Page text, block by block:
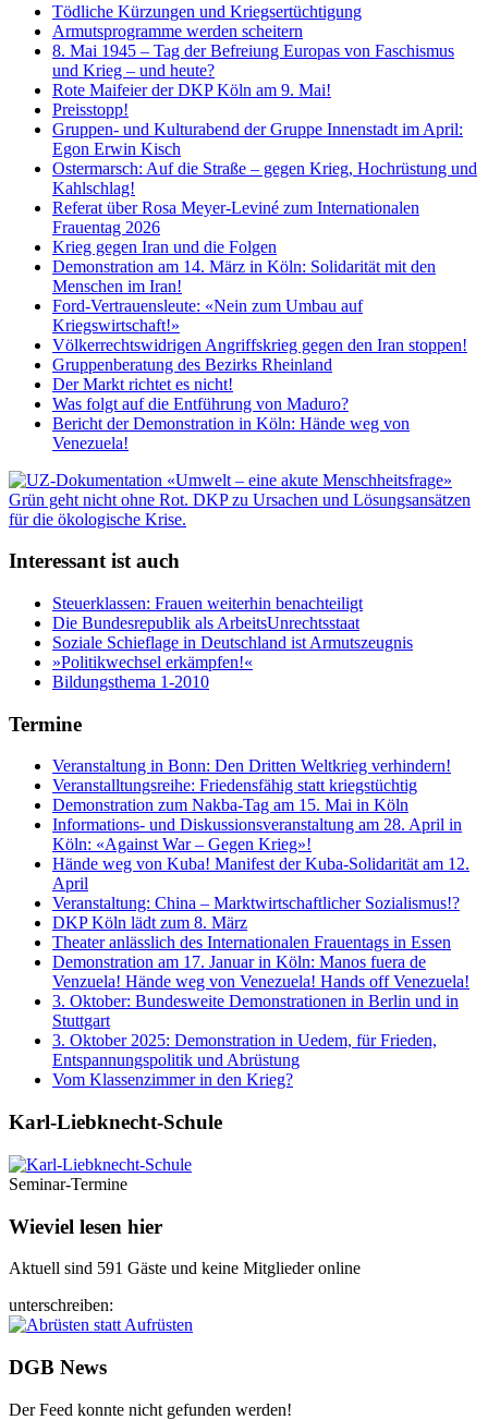
Tödliche Kürzungen und Kriegsertüchtigung
Armutsprogramme werden scheitern
8. Mai 1945 – Tag der Befreiung Europas von Faschismus
und Krieg – und heute?
Rote Maifeier der DKP Köln am 9. Mai!
Preisstopp!
Gruppen- und Kulturabend der Gruppe Innenstadt im April:
Egon Erwin Kisch
Ostermarsch: Auf die Straße – gegen Krieg, Hochrüstung und
Kahlschlag!
Referat über Rosa Meyer-Leviné zum Internationalen
Frauentag 2026
Krieg gegen Iran und die Folgen
Demonstration am 14. März in Köln: Solidarität mit den
Menschen im Iran!
Ford-Vertrauensleute: «Nein zum Umbau auf
Kriegswirtschaft!»
Völkerrechtswidrigen Angriffskrieg gegen den Iran stoppen!
Gruppenberatung des Bezirks Rheinland
Der Markt richtet es nicht!
Was folgt auf die Entführung von Maduro?
Bericht der Demonstration in Köln: Hände weg von
Venezuela!
Interessant ist auch
Steuerklassen: Frauen weiterhin benachteiligt
Die Bundesrepublik als ArbeitsUnrechtsstaat
Soziale Schieflage in Deutschland ist Armutszeugnis
»Politikwechsel erkämpfen!«
Bildungsthema 1-2010
Termine
Veranstaltung in Bonn: Den Dritten Weltkrieg verhindern!
Veranstalltungsreihe: Friedensfähig statt kriegstüchtig
Demonstration zum Nakba-Tag am 15. Mai in Köln
Informations- und Diskussionsveranstaltung am 28. April in
Köln: «Against War – Gegen Krieg»!
Hände weg von Kuba! Manifest der Kuba-Solidarität am 12.
April
Veranstaltung: China – Marktwirtschaftlicher Sozialismus!?
DKP Köln lädt zum 8. März
Theater anlässlich des Internationalen Frauentags in Essen
Demonstration am 17. Januar in Köln: Manos fuera de
Venzuela! Hände weg von Venezuela! Hands off Venezuela!
3. Oktober: Bundesweite Demonstrationen in Berlin und in
Stuttgart
3. Oktober 2025: Demonstration in Uedem, für Frieden,
Entspannungspolitik und Abrüstung
Vom Klassenzimmer in den Krieg?
Karl-Liebknecht-­Schule
Seminar-Termine
Wieviel lesen hier
Aktuell sind 591 Gäste und keine Mitglieder online
unterschreiben:
DGB News
Der Feed konnte nicht gefunden werden!